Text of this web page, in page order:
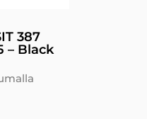
387
– Black